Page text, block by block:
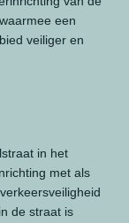
een
veiliger en
in het
met als
de straat is